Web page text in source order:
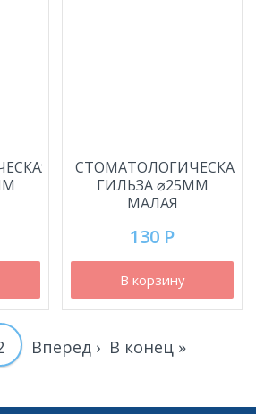
СТОМАТОЛОГИЧЕСКАЯ
ГИЛЬЗА ⌀25ММ
МАЛАЯ
130 Р
В корзину
Следующая
Вперед › Последняя
В конец »